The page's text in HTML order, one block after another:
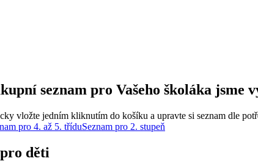
seznam pro Vašeho školáka jsme
vložte jedním kliknutím do košíku a upravte si seznam dle
pro 4. až 5. tříduSeznam pro 2. stupeň
děti